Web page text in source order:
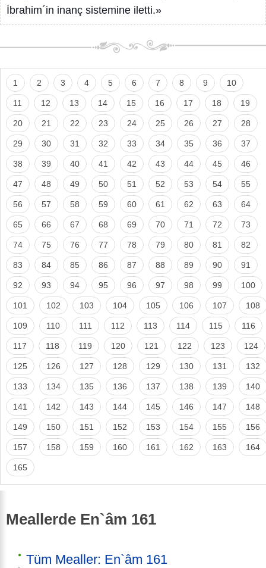
İbrahim´in inanç sistemine iletti.»
1 2 3 4 5 6 7 8 9 10
11 12 13 14 15 16 17 18 19
20 21 22 23 24 25 26 27 28
29 30 31 32 33 34 35 36 37
38 39 40 41 42 43 44 45 46
47 48 49 50 51 52 53 54 55
56 57 58 59 60 61 62 63 64
65 66 67 68 69 70 71 72 73
74 75 76 77 78 79 80 81 82
83 84 85 86 87 88 89 90 91
92 93 94 95 96 97 98 99 100
101 102 103 104 105 106 107 108
109 110 111 112 113 114 115 116
117 118 119 120 121 122 123 124
125 126 127 128 129 130 131 132
133 134 135 136 137 138 139 140
141 142 143 144 145 146 147 148
149 150 151 152 153 154 155 156
157 158 159 160 161 162 163 164
165
Meallerde En`âm 161
Tüm Mealler: En`âm 161